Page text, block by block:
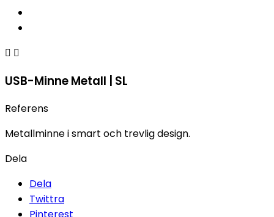
 
USB-Minne Metall | SL
Referens
Metallminne i smart och trevlig design.
Dela
Dela
Twittra